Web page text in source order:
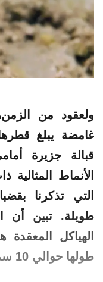
ولعقود من
غامضة يبلغ
قبالة جزيرة
الأنماط المثالية
التي تذكرنا
طويلة. تبين أن
الهياكل
طولها حوالي 10 سم فقط.